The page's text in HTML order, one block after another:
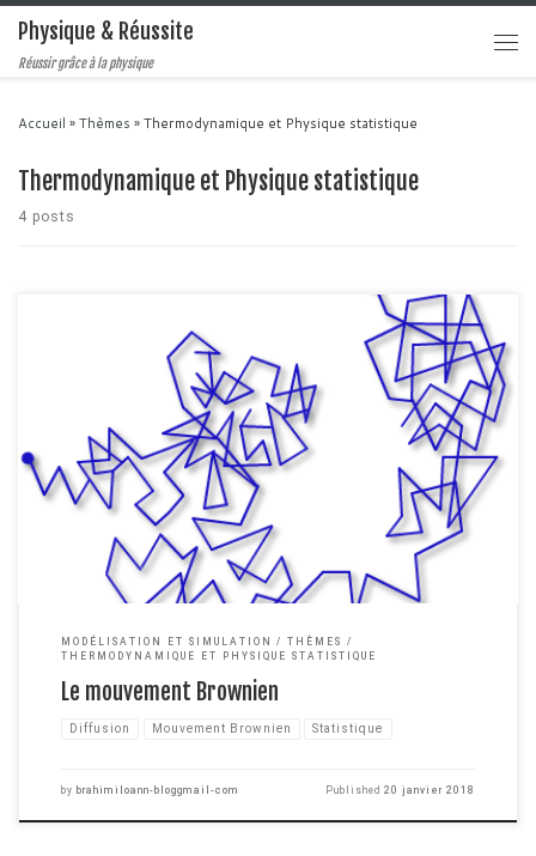
Physique & Réussite
Réussir grâce à la physique
Accueil »Thèmes »Thermodynamique et Physique statistique
Thermodynamique et Physique statistique
4 posts
Savez-vous quels sont les phénomènes physiques qui régissent le
mouvement des particules dans un fluide au repos ? Quels sont ceux qui
décrivent les fluctuations que l'on observe en bourse, ou dans n'importe
quel système économique à grand nombre d'échanges ? Quels sont ceux
qui décrivent les fluctuations locales du […]
MODÉLISATION ET SIMULATION
THÈMES
THERMODYNAMIQUE ET PHYSIQUE STATISTIQUE
Le mouvement Brownien
Diffusion Mouvement Brownien Statistique
by brahimiloann-bloggmail-com Published20 janvier 2018